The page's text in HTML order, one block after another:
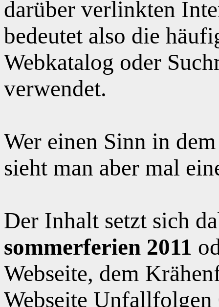
darüber verlinkten
bedeutet also die
Webkatalog oder
verwendet.
Wer einen Sinn in
sieht man aber mal
Der Inhalt setzt sich
sommerferien 2011
Webseite, dem
Webseite